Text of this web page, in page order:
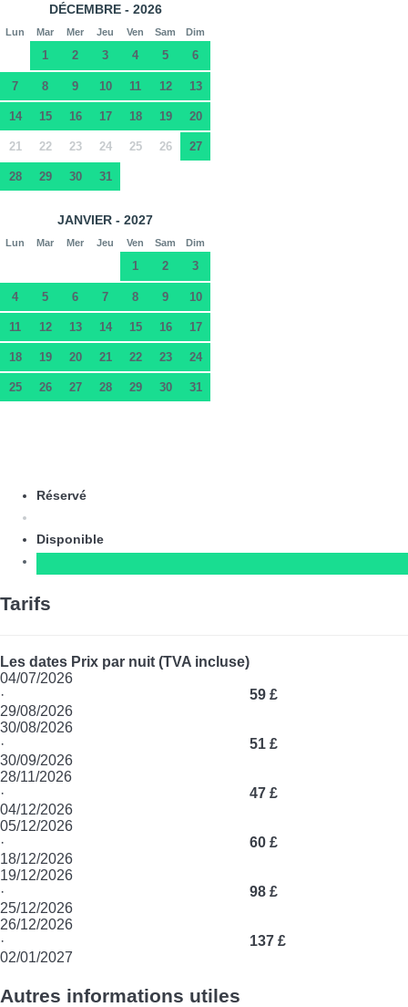
DÉCEMBRE - 2026
Lun Mar Mer Jeu Ven Sam Dim
1 2 3 4 5 6
7 8 9 10 11 12 13
14 15 16 17 18 19 20
21 22 23 24 25 26 27
28 29 30 31
JANVIER - 2027
Lun Mar Mer Jeu Ven Sam Dim
1 2 3
4 5 6 7 8 9 10
11 12 13 14 15 16 17
18 19 20 21 22 23 24
25 26 27 28 29 30 31
Réservé
Disponible
Tarifs
Les dates Prix par nuit (TVA incluse)
04/07/2026
·
29/08/2026
59 £
30/08/2026
·
30/09/2026
51 £
28/11/2026
·
04/12/2026
47 £
05/12/2026
·
18/12/2026
60 £
19/12/2026
·
25/12/2026
98 £
26/12/2026
·
02/01/2027
137 £
Autres informations utiles